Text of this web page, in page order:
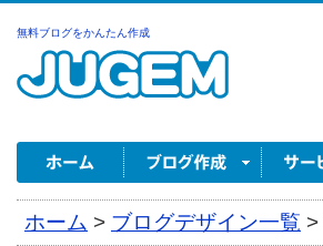
無料ブログをかんたん作成
ホーム > ブログデザイン一覧 >